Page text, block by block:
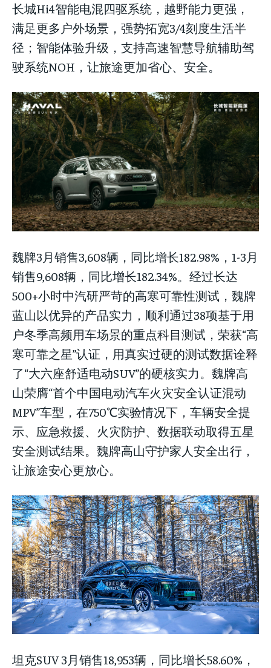
长城Hi4智能电混四驱系统，越野能力更强，
满足更多户外场景，强势拓宽3/4刻度生活半
径；智能体验升级，支持高速智慧导航辅助驾
驶系统NOH，让旅途更加省心、安全。
魏牌3月销售3,608辆，同比增长182.98%，1-3月
销售9,608辆，同比增长182.34%。经过长达
500+小时中汽研严苛的高寒可靠性测试，魏牌
蓝山以优异的产品实力，顺利通过38项基于用
户冬季高频用车场景的重点科目测试，荣获“高
寒可靠之星”认证，用真实过硬的测试数据诠释
了“大六座舒适电动SUV”的硬核实力。魏牌高
山荣膺“首个中国电动汽车火灾安全认证混动
MPV”车型，在750℃实验情况下，车辆安全提
示、应急救援、火灾防护、数据联动取得五星
安全测试结果。魏牌高山守护家人安全出行，
让旅途安心更放心。
坦克SUV 3月销售18,953辆，同比增长58.60%，